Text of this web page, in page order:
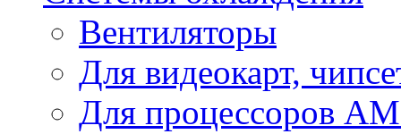
Вентиляторы
Для видеокарт,
Для процессоров